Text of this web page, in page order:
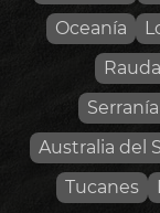
Oceanía
Australia del
Tucanes